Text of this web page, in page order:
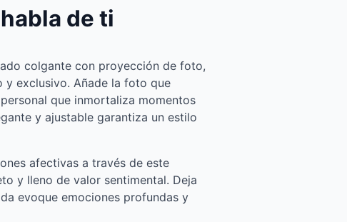
de ti
colgante con proyección de foto,
y exclusivo. Añade la foto que
que inmortaliza momentos
y ajustable garantiza un estilo
afectivas a través de este
y lleno de valor sentimental. Deja
evoque emociones profundas y